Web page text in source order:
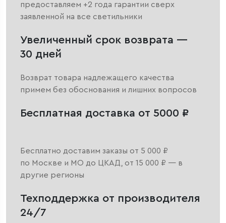
предоставляем +2 года гарантии сверх
заявленной на все светильники
Увеличенный срок возврата —
30 дней
Возврат товара надлежащего качества
примем без обоснования и лишних вопросов
Бесплатная доставка от 5000 ₽
Бесплатно доставим заказы от 5 000 ₽
по Москве и МО до ЦКАД, от 15 000 ₽ — в
другие регионы
Техподдержка от производителя
24/7